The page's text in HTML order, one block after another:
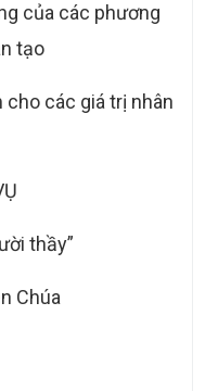
của các phương
tạo
cho các giá trị nhân
thầy”
Chúa